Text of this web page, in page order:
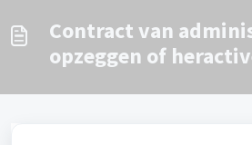
Contract van
opzeggen of